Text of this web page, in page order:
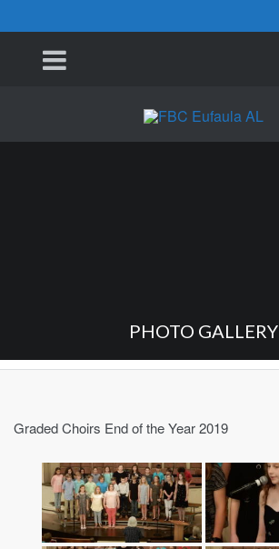
PHOTO GALLERY
Graded Choirs End of the Year 2019